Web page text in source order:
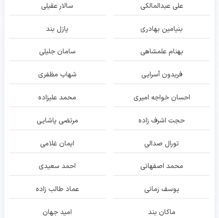
علی عبدالمالکی سالار عقیلی
بنیامین بهادری پازل بند
بهنام علمشاهی سامان جلیلی
فریدون آسرایی شهاب مظفری
احسان خواجه امیری محمد علیزاده
حجت اشرف زاده مرتضی پاشایی
تورال صدالی ایمان غلامی
محمد اصفهانی احمد سعیدی
یوسف زمانی عماد طالب زاده
ماکان بند امید جهان